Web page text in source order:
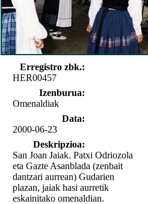
Erregistro zbk.:
HER00457
Izenburua:
Omenaldiak
Data:
2000-06-23
Deskripzioa:
San Joan Jaiak. Patxi Odriozola
eta Gazte Asanblada (zenbait
dantzari aurrean) Gudarien
plazan, jaiak hasi aurretik
eskainitako omenaldian.